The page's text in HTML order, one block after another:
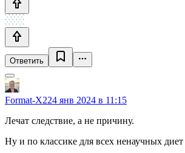
Ответить
Format-X224 янв 2024 в 11:15
Лечат следствие, а не причину.
Ну и по классике для всех ненаучных